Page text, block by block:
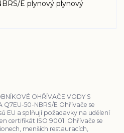
OHŘÍVAČE VODY S
Q7EU-50-NBRS/E Ohřívače se
EU a splňují požadavky na udělení
certifikát ISO 9001. Ohřívače se
menších restauracích,